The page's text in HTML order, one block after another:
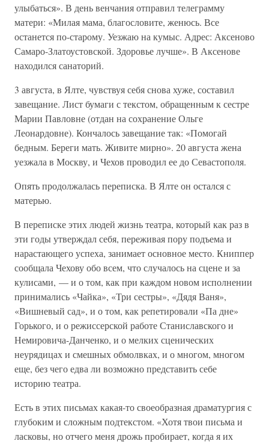
улыбаться». В день венчания отправил телеграмму
матери: «Милая мама, благословите, женюсь. Все
останется по-старому. Уезжаю на кумыс. Адрес: Аксеново
Самаро-Златоустовской. Здоровье лучше». В Аксенове
находился санаторий.
3 августа, в Ялте, чувствуя себя снова хуже, составил
завещание. Лист бумаги с текстом, обращенным к сестре
Марии Павловне (отдан на сохранение Ольге
Леонардовне). Кончалось завещание так: «Помогай
бедным. Береги мать. Живите мирно». 20 августа жена
уезжала в Москву, и Чехов проводил ее до Севастополя.
Опять продолжалась переписка. В Ялте он остался с
матерью.
В переписке этих людей жизнь театра, который как раз в
эти годы утверждал себя, переживая пору подъема и
нарастающего успеха, занимает основное место. Книппер
сообщала Чехову обо всем, что случалось на сцене и за
кулисами, — и о том, как при каждом новом исполнении
принимались «Чайка», «Три сестры», «Дядя Ваня»,
«Вишневый сад», и о том, как репетировали «Па дне»
Горького, и о режиссерской работе Станиславского и
Немировича-Данченко, и о мелких сценических
неурядицах и смешных обмолвках, и о многом, многом
еще, без чего едва ли возможно представить себе
историю театра.
Есть в этих письмах какая-то своеобразная драматургия с
глубоким и сложным подтекстом. «Хотя твои письма и
ласковы, но отчего меня дрожь пробирает, когда я их